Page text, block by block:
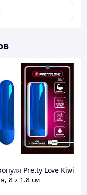
Pretty Love Kiwi
8 х 1.8 см